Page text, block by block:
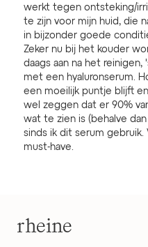
werkt tegen ontsteking/
te zijn voor mijn huid, die
in bijzonder goede
Zeker nu bij het kouder
daags aan na het
met een hyaluronserum.
een moeilijk puntje blijft
wel zeggen dat er 90%
wat te zien is (behalve
sinds ik dit serum
must-have.
rheine